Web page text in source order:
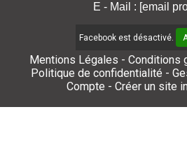
E - Mail : [email
Facebook est désactivé.
Mentions Légales
Conditions
Politique de confidentialité
Compte
Créer un site